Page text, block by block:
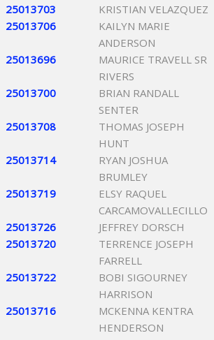
25013703 KRISTIAN VELAZQUEZ
25013706
KAILYN MARIE
ANDERSON
25013696
MAURICE TRAVELL SR
RIVERS
25013700
BRIAN RANDALL
SENTER
25013708
THOMAS JOSEPH
HUNT
25013714
RYAN JOSHUA
BRUMLEY
25013719
ELSY RAQUEL
CARCAMOVALLECILLO
25013726 JEFFREY DORSCH
25013720
TERRENCE JOSEPH
FARRELL
25013722
BOBI SIGOURNEY
HARRISON
25013716
MCKENNA KENTRA
HENDERSON